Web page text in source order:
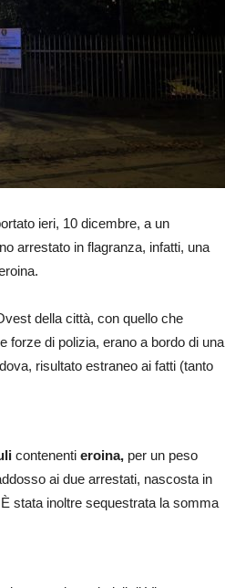
ieri, 10 dicembre, a un
arrestato in flagranza, infatti, una
della città, con quello che
forze di polizia, erano a bordo di una
risultato estraneo ai fatti (tanto
contenenti eroina, per un peso
ai due arrestati, nascosta in
stata inoltre sequestrata la somma